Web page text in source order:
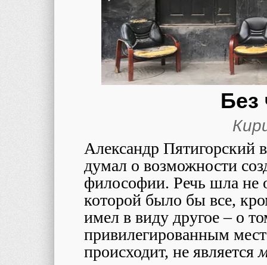
Без
Александр Пятигорский
думал о возможности
философии. Речь шла не
которой было бы все,
имел в виду другое – о
привилегированным
происходит, не является